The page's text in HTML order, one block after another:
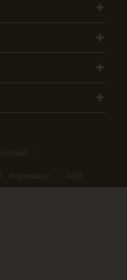
Kontakt
Impressum AGB